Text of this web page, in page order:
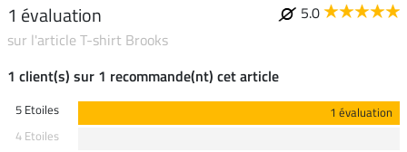
1 évaluation
5.0
sur l'article T-shirt Brooks
1 client(s) sur 1 recommande(nt) cet article
5 Etoiles
1 évaluation
4 Etoiles